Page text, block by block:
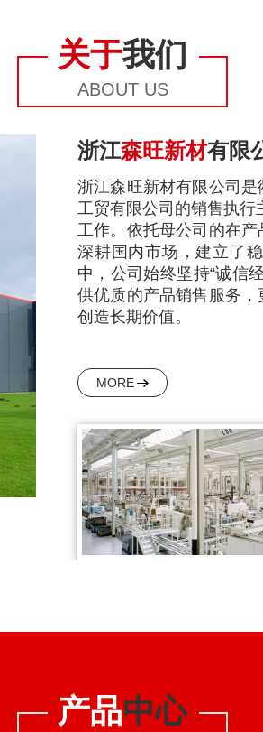
关于我们
ABOUT US
浙江森旺新材有限
浙江森旺新材有限公司
工贸有限公司的销售执行
工作。依托母公司的在产
深耕国内市场，建立了
中，公司始终坚持“诚信
供优质的产品销售服务
创造长期价值。
MORE
产品中心